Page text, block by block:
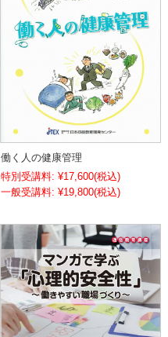
働く人の健康管理
特別受講料: ¥17,600(税込)
¥19,800(税込)